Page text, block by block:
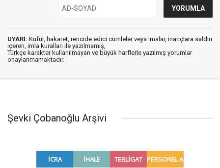
UYARI: Küfür, hakaret, rencide edici cümleler veya imalar, inançlara saldırı
içeren, imla kuralları ile yazılmamış,
Türkçe karakter kullanılmayan ve büyük harflerle yazılmış yorumlar
onaylanmamaktadır.
Şevki Çobanoğlu Arşivi